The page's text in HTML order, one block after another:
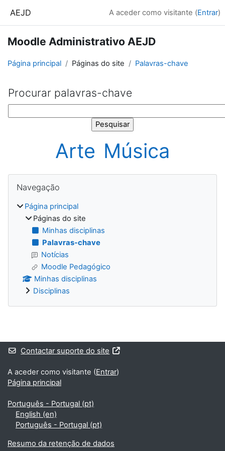
AEJD A aceder como visitante (Entrar)
Moodle Administrativo AEJD
Página principal Páginas do site Palavras-chave
Procurar palavras-chave
Arte Música
Blocos
Navegação
Página principal
Páginas do site
Minhas disciplinas
Palavras-chave
Notícias
Moodle Pedagógico
Minhas disciplinas
Disciplinas
Contactar suporte do site
A aceder como visitante (Entrar)
Página principal
Português - Portugal ‎(pt)‎
English ‎(en)‎
Português - Portugal ‎(pt)‎
Resumo da retenção de dados